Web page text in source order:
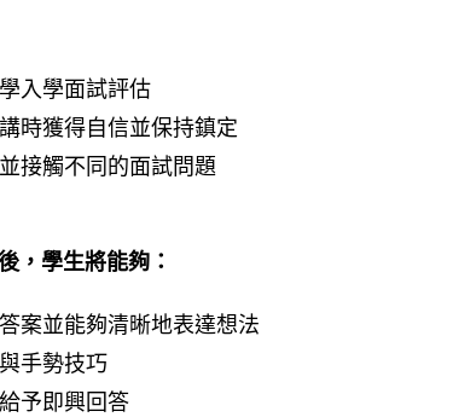
入學面試評估
時獲得自信並保持鎮定
接觸不同的面試問題
，學生將能夠：
案並能夠清晰地表達想法
手勢技巧
予即興回答